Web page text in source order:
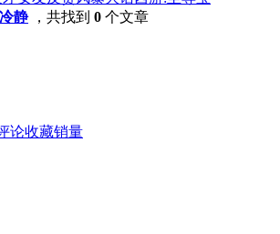
静，共找到 0 个文章
论收藏销量